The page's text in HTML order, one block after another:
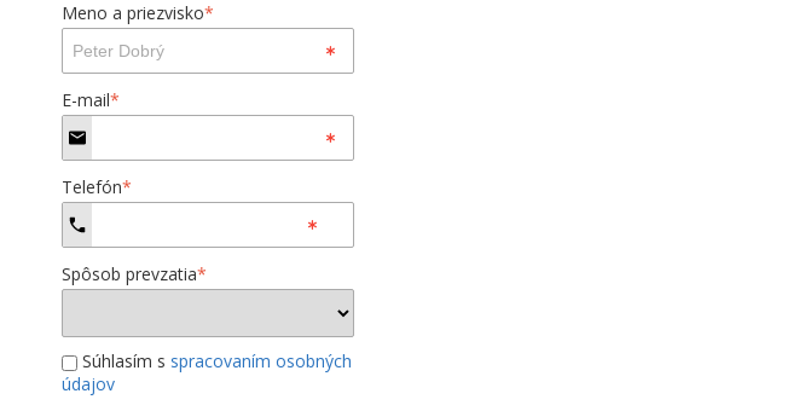
Meno a priezvisko*
E-mail*
Telefón*
Spôsob prevzatia*
Súhlasím s spracovaním osobných
údajov